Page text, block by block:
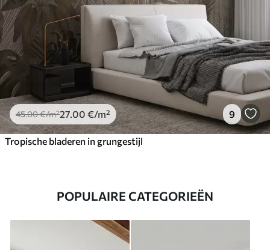
45.00€/m²27.00 €/m² 9
Tropische bladeren in grungestijl
POPULAIRE CATEGORIEËN